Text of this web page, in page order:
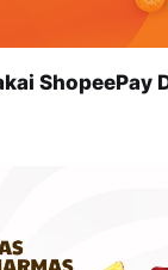
ShopeePay